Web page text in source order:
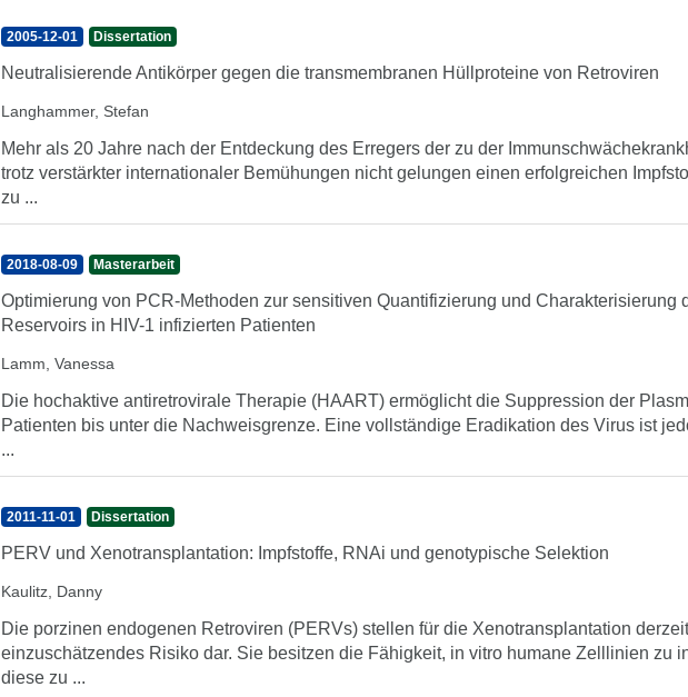
2005-12-01 Dissertation
Neutralisierende Antikörper gegen die transmembranen Hüllproteine von Retroviren
Langhammer, Stefan
Mehr als 20 Jahre nach der Entdeckung des Erregers der zu der
trotz verstärkter internationaler Bemühungen nicht gelungen einen erfolgreichen
zu ...
2018-08-09 Masterarbeit
Optimierung von PCR-Methoden zur sensitiven Quantifizierung und Charakterisierung
Reservoirs in HIV-1 infizierten Patienten
Lamm, Vanessa
Die hochaktive antiretrovirale Therapie (HAART) ermöglicht die Suppression der
Patienten bis unter die Nachweisgrenze. Eine vollständige Eradikation des Virus ist
...
2011-11-01 Dissertation
PERV und Xenotransplantation: Impfstoffe, RNAi und genotypische Selektion
Kaulitz, Danny
Die porzinen endogenen Retroviren (PERVs) stellen für die Xenotransplantation
einzuschätzendes Risiko dar. Sie besitzen die Fähigkeit, in vitro humane Zelllinien zu
diese zu ...